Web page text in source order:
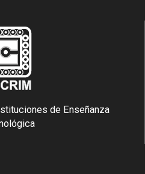
de Enseñanza